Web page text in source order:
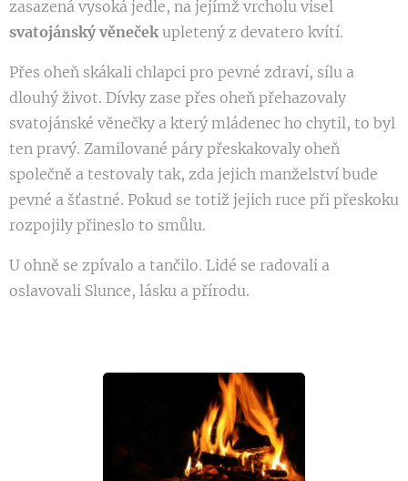
zasazená vysoká jedle, na jejímž vrcholu visel
svatojánský věneček upletený z devatero kvítí.
Přes oheň skákali chlapci pro pevné zdraví, sílu a
dlouhý život. Dívky zase přes oheň přehazovaly
svatojánské věnečky a který mládenec ho chytil, to byl
ten pravý. Zamilované páry přeskakovaly oheň
společně a testovaly tak, zda jejich manželství bude
pevné a šťastné. Pokud se totiž jejich ruce při přeskoku
rozpojily přineslo to smůlu.
U ohně se zpívalo a tančilo. Lidé se radovali a
oslavovali Slunce, lásku a přírodu.